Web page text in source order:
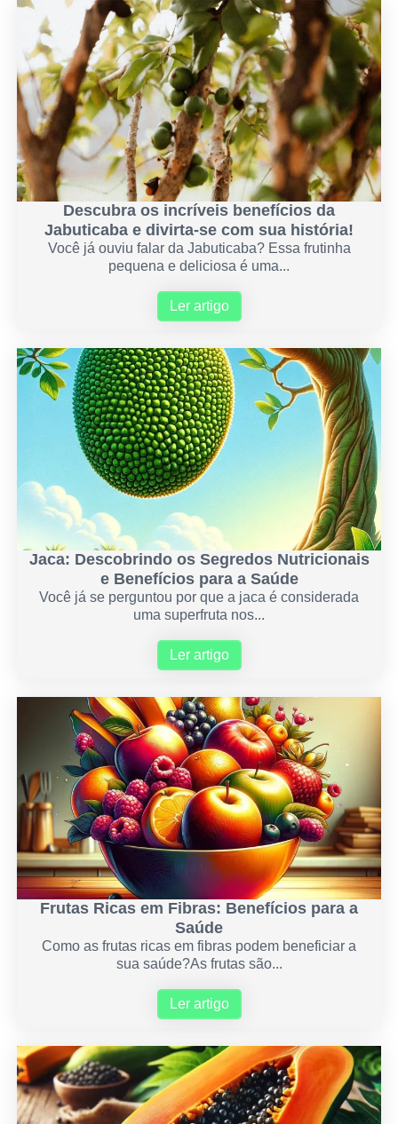
Descubra os incríveis benefícios da
Jabuticaba e divirta-se com sua história!
Você já ouviu falar da Jabuticaba? Essa frutinha
pequena e deliciosa é uma...
Ler artigo
Jaca: Descobrindo os Segredos Nutricionais
e Benefícios para a Saúde
Você já se perguntou por que a jaca é considerada
uma superfruta nos...
Ler artigo
Frutas Ricas em Fibras: Benefícios para a
Saúde
Como as frutas ricas em fibras podem beneficiar a
sua saúde?As frutas são...
Ler artigo